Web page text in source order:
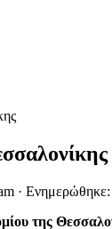
· Ενημερώθηκε:
της